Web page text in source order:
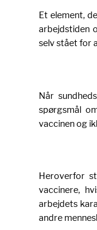
Et element,
arbejdstiden
selv stået for
Når
spørgsmål
vaccinen og
Heroverfor
vaccinere,
arbejdets
andre